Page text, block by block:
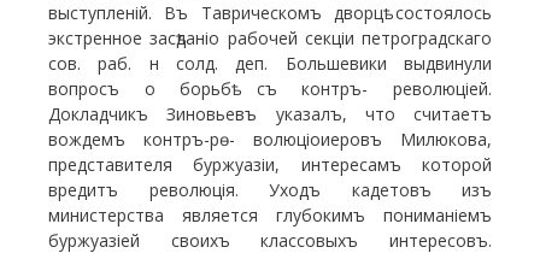
выступленій. Въ Таврическомъ дворцѣ состоялось
экстренное засѣданіо рабочей секціи петроградскаго
сов. раб. н солд. деп. Большевики выдвинули
вопросъ о борьбѣ съ контръ- революціей.
Докладчикъ Зиновьевъ указалъ, что считаетъ
вождемъ контръ-рѳ- волюціоиеровъ Милюкова,
представителя буржуазіи, интересамъ которой
вредитъ революція. Уходъ кадетовъ изъ
министерства является глубокимъ пониманіемъ
буржуазіей своихъ классовыхъ интересовъ.